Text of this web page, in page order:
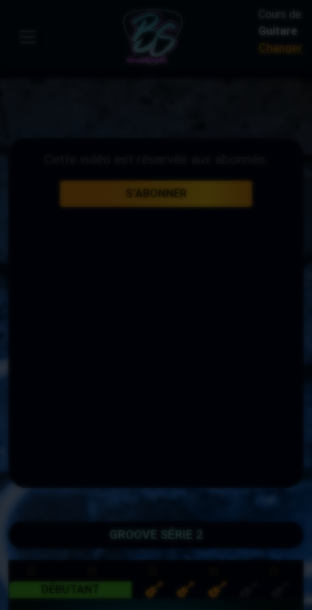
Cours de:
Guitare
Changer
S'ABONNER
GROOVE SÉRIE 2